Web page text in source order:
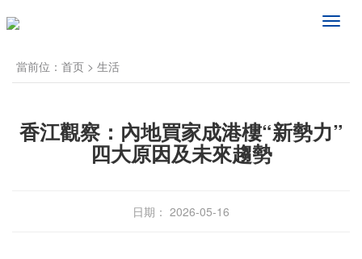
频
當前位： 首页 > 生活
香江觀察：內地買家成港樓“新勢力”
四大原因及未來趨勢
日期： 2026-05-16